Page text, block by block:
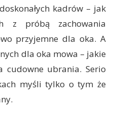
kadrów – jak
z próbą zachowania
przyjemne dla oka. A
dla oka mowa – jakie
cudowne ubrania. Serio
myśli tylko o tym że